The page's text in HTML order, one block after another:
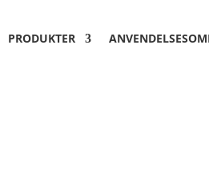
PRODUKTER